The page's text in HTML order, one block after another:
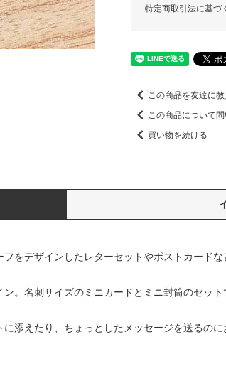
特定商取引法に基づ
この商品を友達に教
この商品について
買い物を続ける
をデザインしたレターセットやポストカードな
。名刺サイズのミニカードとミニ封筒のセット
添えたり、ちょっとしたメッセージを送るのに